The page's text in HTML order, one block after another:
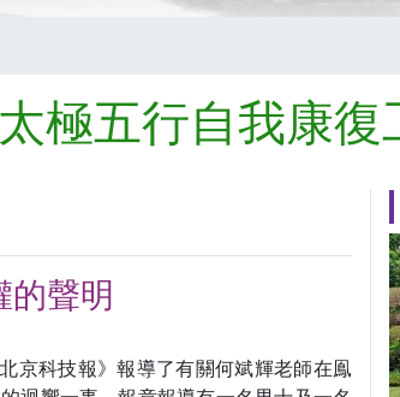
極五行自我康復
聲明
京科技報》報導了有關何斌輝老師在鳯